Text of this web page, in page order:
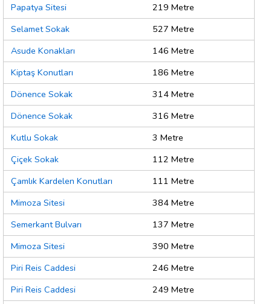
Papatya Sitesi
219 Metre
Selamet Sokak
527 Metre
Asude Konakları
146 Metre
Kiptaş Konutları
186 Metre
Dönence Sokak
314 Metre
Dönence Sokak
316 Metre
Kutlu Sokak
3 Metre
Çiçek Sokak
112 Metre
Çamlık Kardelen Konutları
111 Metre
Mimoza Sitesi
384 Metre
Semerkant Bulvarı
137 Metre
Mimoza Sitesi
390 Metre
Piri Reis Caddesi
246 Metre
Piri Reis Caddesi
249 Metre